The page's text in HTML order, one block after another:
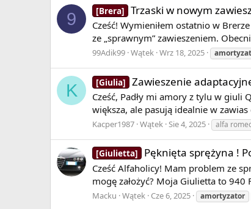
View More On Wikipedia.org
9 [Brera] Trzaski w nowym
Cześć! Wymieniłem ostatnio w
ze „sprawnym” zawieszeniem.
99Adik99 Wątek Wrz 18, 2025
K [Giulia] Zawieszenie
Cześć, Padły mi amory z tylu w
większa, ale pasują idealnie w zawias
Kacper1987 Wątek Sie 4, 2025 alfa
[Giulietta] Pęknięta sprężyna !
Cześć Alfaholicy! Mam problem ze
mogę założyć? Moja Giulietta to
Macku Wątek Cze 6, 2025 amortyzator